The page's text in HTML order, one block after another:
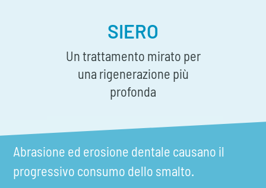
SIERO
Un trattamento mirato per
una rigenerazione più
profonda
Abrasione ed erosione dentale causano il
progressivo consumo dello smalto.